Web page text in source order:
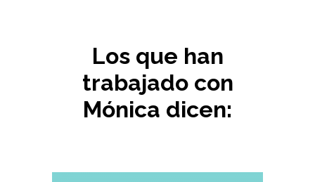
Los que han
trabajado con
Mónica dicen: